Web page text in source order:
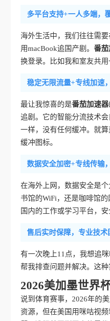
多平台支持+一人多端，
海外生活中，我们往往需
用macBook追国产剧。 番茄
换登录。比如我和室友共
稳定无限流量+专线加速
最让我惊喜的是番茄加速器
追剧。它的智能分流技术
一样，没有任何缓冲。就
缓冲图标。
数据安全加密+专线传输
在海外上网，数据安全是
书馆的WiFi，还是咖啡馆
国内的工作或学习平台，安
售后实时保障，专业技术
有一次晚上11点，我想追
帮我排查问题并解决。这
2026美加墨世界
说到体育赛事，2026年的
资源，但在美国用咪咕视